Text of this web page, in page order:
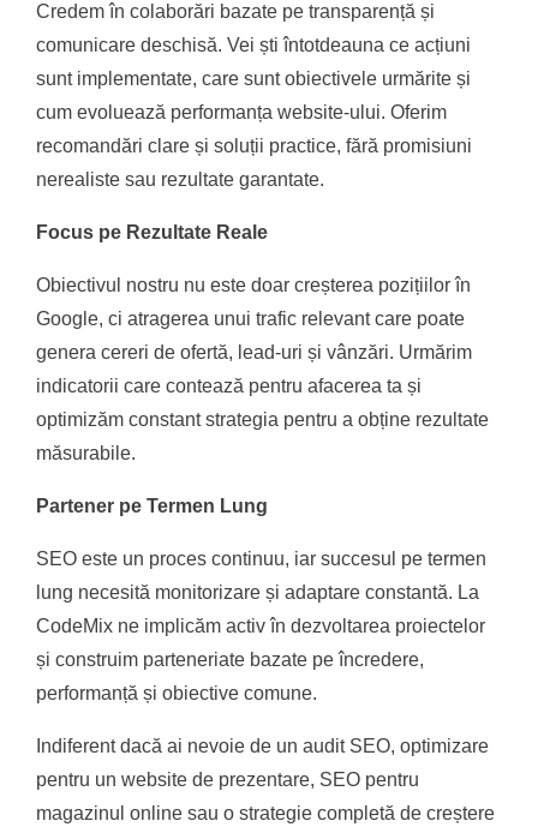
Credem în colaborări bazate pe transparență și
comunicare deschisă. Vei ști întotdeauna ce acțiuni
sunt implementate, care sunt obiectivele urmărite și
cum evoluează performanța website-ului. Oferim
recomandări clare și soluții practice, fără promisiuni
nerealiste sau rezultate garantate.
Focus pe Rezultate Reale
Obiectivul nostru nu este doar creșterea pozițiilor în
Google, ci atragerea unui trafic relevant care poate
genera cereri de ofertă, lead-uri și vânzări. Urmărim
indicatorii care contează pentru afacerea ta și
optimizăm constant strategia pentru a obține rezultate
măsurabile.
Partener pe Termen Lung
SEO este un proces continuu, iar succesul pe termen
lung necesită monitorizare și adaptare constantă. La
CodeMix ne implicăm activ în dezvoltarea proiectelor
și construim parteneriate bazate pe încredere,
performanță și obiective comune.
Indiferent dacă ai nevoie de un audit SEO, optimizare
pentru un website de prezentare, SEO pentru
magazinul online sau o strategie completă de creștere